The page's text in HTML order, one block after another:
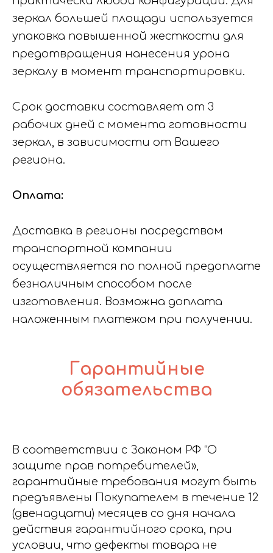
зеркал большей площади используется
упаковка повышенной жесткости для
предотвращения нанесения урона
зеркалу в момент транспортировки.
Срок доставки составляет от 3
рабочих дней с момента готовности
зеркал, в зависимости от Вашего
региона.
Оплата:
Доставка в регионы посредством
транспортной компании
осуществляется по полной предоплате
безналичным способом после
изготовления. Возможна доплата
наложенным платежом при получении.
Гарантийные
обязательства
В соответствии с Законом РФ “О
защите прав потребителей»,
гарантийные требования могут быть
предъявлены Покупателем в течение 12
(двенадцати) месяцев со дня начала
действия гарантийного срока, при
условии, что дефекты товара не